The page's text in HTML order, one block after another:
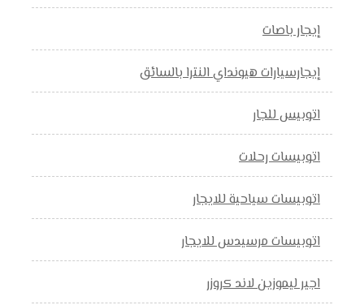
إيجار باصات
إيجارسيارات هيونداي النترا بالسائق
اتوبيس للجار
اتوبيسات رحلات
اتوبيسات سياحية للايجار
اتوبيسات مرسيدس للايجار
اجير ليموزين لاند كروزر